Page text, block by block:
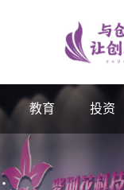
教育 投资